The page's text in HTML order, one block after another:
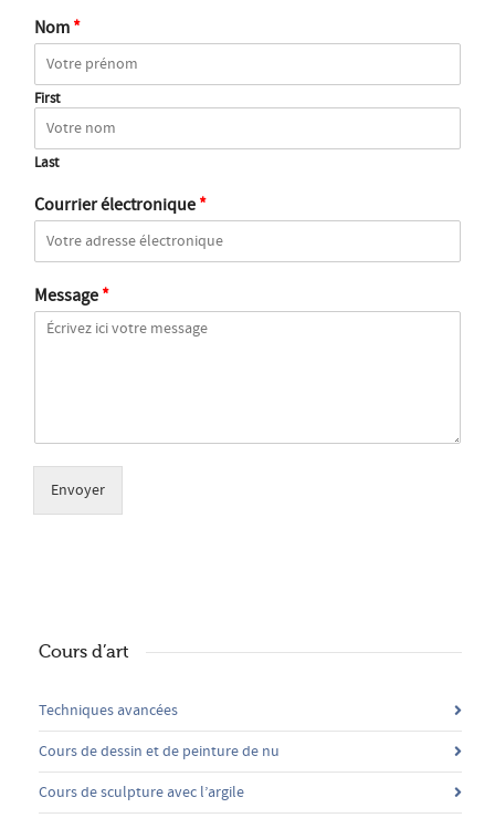
Nom *
First
Last
Courrier électronique *
Message *
Envoyer
Cours d’art
Techniques avancées
Cours de dessin et de peinture de nu
Cours de sculpture avec l’argile